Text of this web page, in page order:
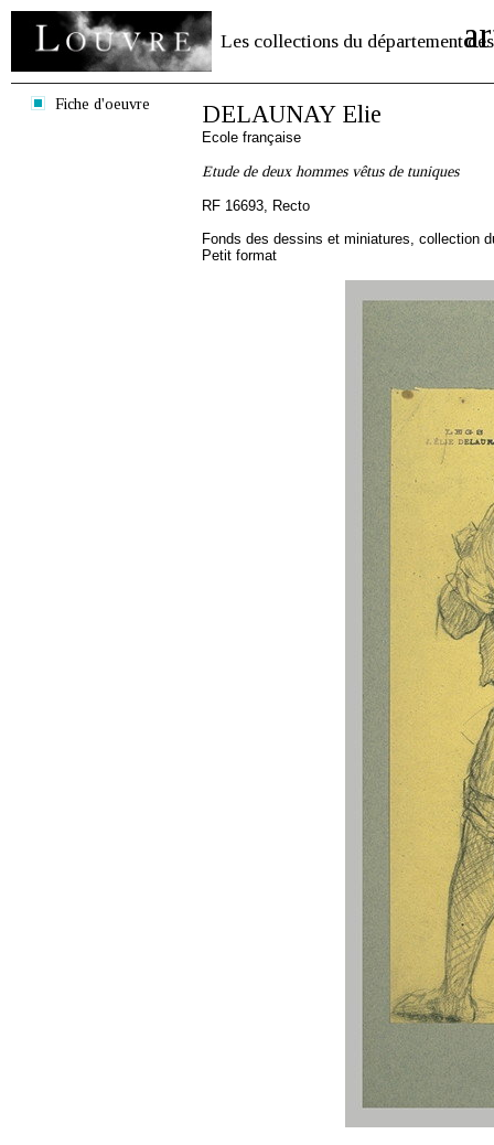
Les collections du département des
Fiche d'oeuvre DELAUNAY Elie
Ecole française
Etude de deux hommes vêtus de tuniques
RF 16693, Recto
Fonds des dessins et miniatures, collection
Petit format